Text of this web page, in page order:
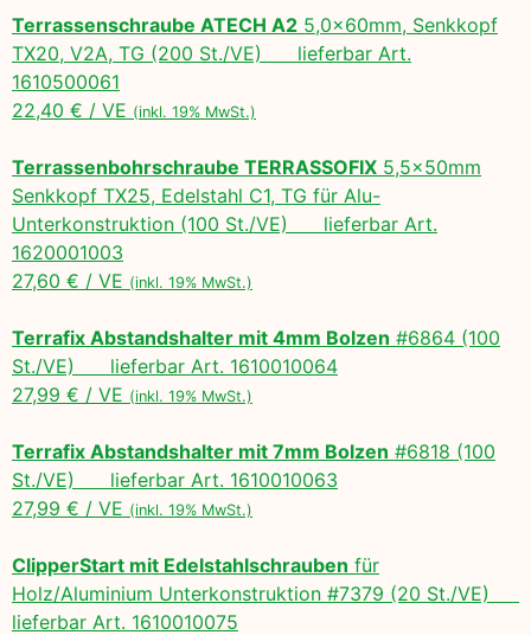
Terrassenschraube ATECH A2 5,0x60mm, Senkkopf
TX20, V2A, TG (200 St./VE) lieferbar Art.
1610500061
22,40 € / VE (inkl. 19% MwSt.)
Terrassenbohrschraube TERRASSOFIX 5,5x50mm
Senkkopf TX25, Edelstahl C1, TG für Alu-
Unterkonstruktion (100 St./VE) lieferbar Art.
1620001003
27,60 € / VE (inkl. 19% MwSt.)
Terrafix Abstandshalter mit 4mm Bolzen #6864 (100
St./VE) lieferbar Art. 1610010064
27,99 € / VE (inkl. 19% MwSt.)
Terrafix Abstandshalter mit 7mm Bolzen #6818 (100
St./VE) lieferbar Art. 1610010063
27,99 € / VE (inkl. 19% MwSt.)
ClipperStart mit Edelstahlschrauben für
Holz/Aluminium Unterkonstruktion #7379 (20 St./VE)
lieferbar Art. 1610010075